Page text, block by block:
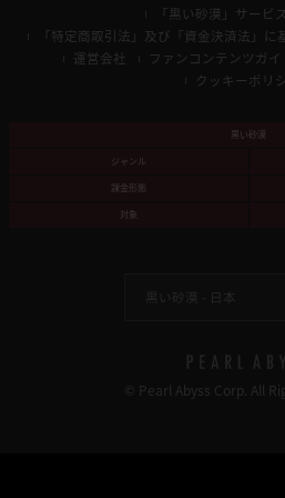
「黒い砂漠」サービ
「特定商取引法」及び「資金決済法」に
運営会社
ファンコンテンツガイ
クッキーポリ
黒い砂漠
ジャンル
課金形態
対象
黒い砂漠 - 日本
© Pearl Abyss Corp. All